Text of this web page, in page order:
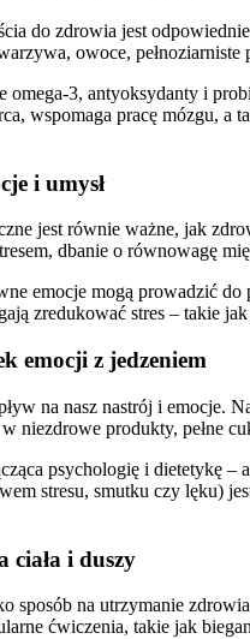
do zdrowia jest
owoce,
omega-3, antyoksydanty i
wspomaga pracę mózgu, a
i umysł
jest równie ważne, jak
dbanie o równowagę
emocje mogą prowadzić
zredukować stres – takie
emocji z jedzeniem
na nasz nastrój i emocje.
niezdrowe produkty, pełne
psychologię i dietetykę
stresu, smutku czy lęku)
ciała i duszy
sposób na utrzymanie
ćwiczenia, takie jak